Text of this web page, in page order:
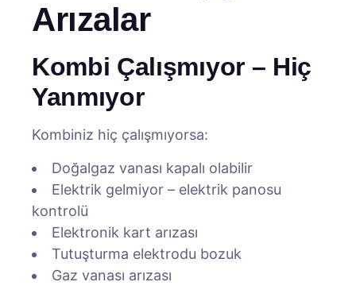
Arızalar
Kombi Çalışmıyor – Hiç
Yanmıyor
Kombiniz hiç çalışmıyorsa:
Doğalgaz vanası kapalı olabilir
Elektrik gelmiyor – elektrik panosu
kontrolü
Elektronik kart arızası
Tutuşturma elektrodu bozuk
Gaz vanası arızası